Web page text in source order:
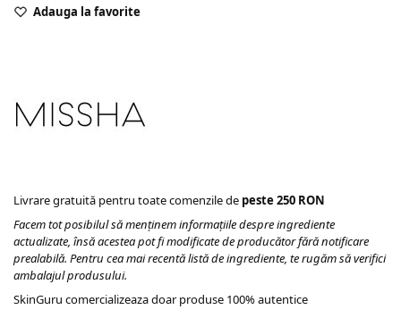
Adauga la favorite
Livrare gratuită pentru toate comenzile de peste 250 RON
Facem tot posibilul să menținem informațiile despre ingrediente
actualizate, însă acestea pot fi modificate de producător fără notificare
prealabilă. Pentru cea mai recentă listă de ingrediente, te rugăm să verifici
ambalajul produsului.
SkinGuru comercializeaza doar produse 100% autentice